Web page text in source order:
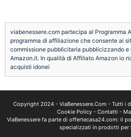
viabenessere.com partecipa al Programma
programma di affiliazione che consente ai
commissione pubblicitaria pubblicizzando
Amazon.it. In qualità di Affiliato Amazon io
acquisti idonei
Copyright 2024 - ViaBenessere.Com - Tutti i
Cookie Policy- Contatti -
ViaBenessere fa parte di offertecasa24.com: il
specializzati in prodotti per